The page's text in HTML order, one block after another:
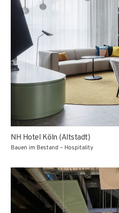
NH Hotel Köln (Altstadt)
Bauen im Bestand – Hospitality